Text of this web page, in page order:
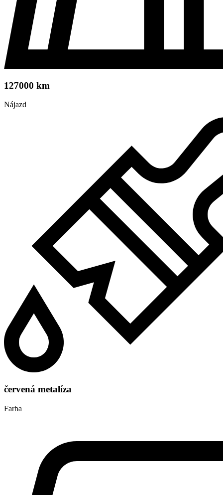
127000 km
Nájazd
červená metalíza
Farba